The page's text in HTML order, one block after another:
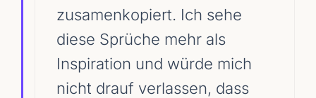
zusamenkopiert. Ich sehe
diese Sprüche mehr als
Inspiration und würde mich
nicht drauf verlassen, dass